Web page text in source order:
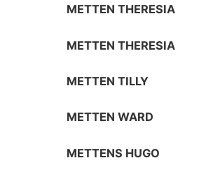
METTEN THERESIA
METTEN THERESIA
METTEN TILLY
METTEN WARD
METTENS HUGO